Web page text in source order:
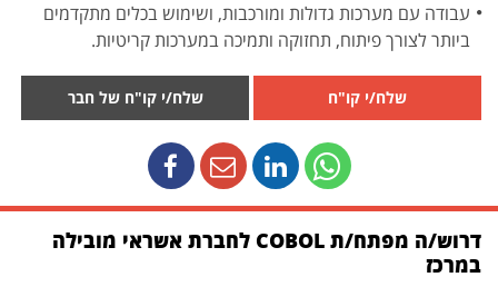
עבודה עם מערכות גדולות ומורכבות, ושימוש בכלים מתקדמים
ביותר לצורך פיתוח, תחזוקה ותמיכה במערכות קריטיות.
שלח/י קו"ח שלח/י קו"ח של חבר
דרוש/ה מפתח/ת COBOL לחברת אשראי מובילה
במרכז